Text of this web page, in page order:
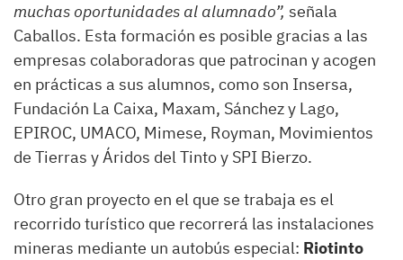
muchas oportunidades al alumnado”, señala
Caballos. Esta formación es posible gracias a las
empresas colaboradoras que patrocinan y acogen
en prácticas a sus alumnos, como son Insersa,
Fundación La Caixa, Maxam, Sánchez y Lago,
EPIROC, UMACO, Mimese, Royman, Movimientos
de Tierras y Áridos del Tinto y SPI Bierzo.
Otro gran proyecto en el que se trabaja es el
recorrido turístico que recorrerá las instalaciones
mineras mediante un autobús especial: Riotinto